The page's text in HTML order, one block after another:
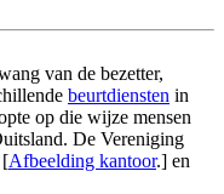
van de bezetter,
beurtdiensten in
op die wijze mensen
De Vereniging
[Afbeelding kantoor.] en